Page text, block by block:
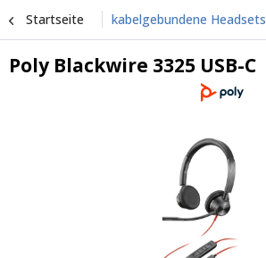
Startseite kabelgebundene Headsets
Poly Blackwire 3325 USB-C